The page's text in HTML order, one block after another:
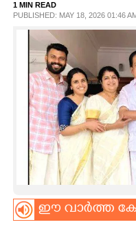
PHOTOS
LIFESTYLE
SPIRITUAL
INFO+
ART
ASTRO
1 MIN READ
PUBLISHED: MAY 18, 2026 01:46
ഈ വാർത്ത